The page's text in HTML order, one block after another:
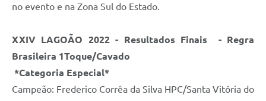
no evento e na Zona Sul do Estado.
XXIV LAGOÃO 2022 - Resultados Finais - Regra
Brasileira 1Toque/Cavado
*Categoria Especial*
Campeão: Frederico Corrêa da Silva HPC/Santa Vitória do